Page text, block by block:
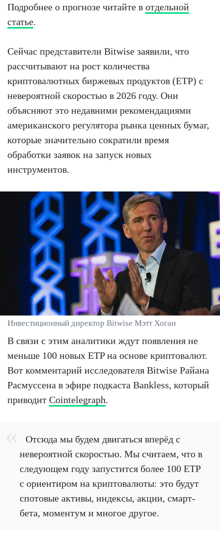
Подробнее о прогнозе читайте в отдельной
статье.
Сейчас представители Bitwise заявили, что
рассчитывают на рост количества
криптовалютных биржевых продуктов (ETP) с
невероятной скоростью в 2026 году. Они
объясняют это недавними рекомендациями
американского регулятора рынка ценных бумаг,
которые значительно сократили время
обработки заявок на запуск новых
инструментов.
Инвестиционный директор Bitwise Мэтт Хоган
В связи с этим аналитики ждут появления не
меньше 100 новых ETP на основе криптовалют.
Вот комментарий исследователя Bitwise Райана
Расмуссена в эфире подкаста Bankless, который
приводит Cointelegraph.
Отсюда мы будем двигаться вперёд с
невероятной скоростью. Мы считаем, что в
следующем году запустится более 100 ETP
с ориентиром на криптовалюты: это будут
спотовые активы, индексы, акции, смарт-
бета, моментум и многое другое.